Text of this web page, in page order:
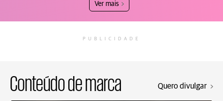
Ver mais
PUBLICIDADE
Conteúdo de marca Quero divulgar